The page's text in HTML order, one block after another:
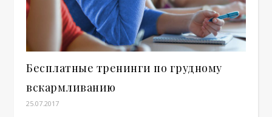
Бесплатные тренинги по грудному
вскармливанию
25.07.2017